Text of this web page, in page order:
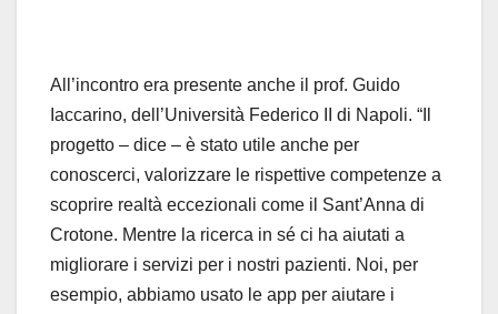
All’incontro era presente anche il prof. Guido
Iaccarino, dell’Università Federico II di Napoli. “Il
progetto – dice – è stato utile anche per
conoscerci, valorizzare le rispettive competenze a
scoprire realtà eccezionali come il Sant’Anna di
Crotone. Mentre la ricerca in sé ci ha aiutati a
migliorare i servizi per i nostri pazienti. Noi, per
esempio, abbiamo usato le app per aiutare i